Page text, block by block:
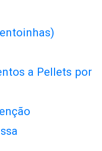
a Pellets por